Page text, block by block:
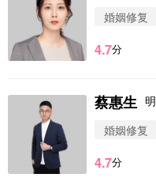
婚姻修复
4.7分
蔡惠生
婚姻修复
4.7分
微信用户
案
微信用户